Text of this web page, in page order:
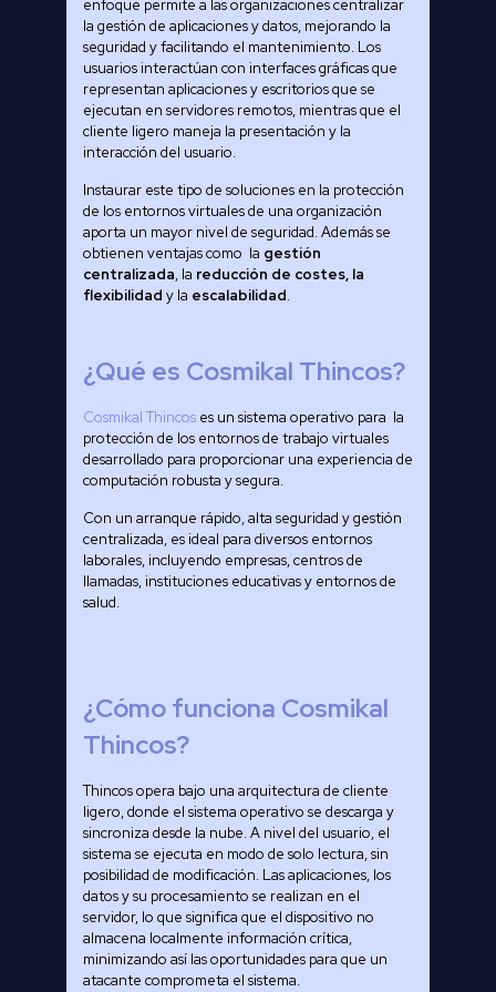
enfoque permite a las organizaciones centralizar
la gestión de aplicaciones y datos, mejorando la
seguridad y facilitando el mantenimiento. Los
usuarios interactúan con interfaces gráficas que
representan aplicaciones y escritorios que se
ejecutan en servidores remotos, mientras que el
cliente ligero maneja la presentación y la
interacción del usuario.
Instaurar este tipo de soluciones en la protección
de los entornos virtuales de una organización
aporta un mayor nivel de seguridad. Además se
obtienen ventajas como la gestión
centralizada, la reducción de costes, la
flexibilidad y la escalabilidad.
¿Qué es Cosmikal Thincos?
Cosmikal Thincos es un sistema operativo para la
protección de los entornos de trabajo virtuales
desarrollado para proporcionar una experiencia de
computación robusta y segura.
Con un arranque rápido, alta seguridad y gestión
centralizada, es ideal para diversos entornos
laborales, incluyendo empresas, centros de
llamadas, instituciones educativas y entornos de
salud.
¿Cómo funciona Cosmikal
Thincos?
Thincos opera bajo una arquitectura de cliente
ligero, donde el sistema operativo se descarga y
sincroniza desde la nube. A nivel del usuario, el
sistema se ejecuta en modo de solo lectura, sin
posibilidad de modificación. Las aplicaciones, los
datos y su procesamiento se realizan en el
servidor, lo que significa que el dispositivo no
almacena localmente información crítica,
minimizando así las oportunidades para que un
atacante comprometa el sistema.